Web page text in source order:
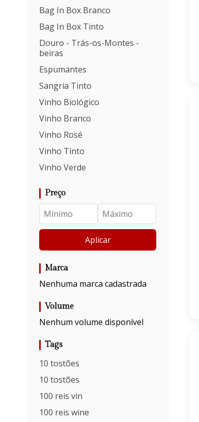
Bag In Box Branco
Bag In Box Tinto
Douro - Trás-os-Montes -
beiras
Espumantes
Sangria Tinto
Vinho Biológico
Vinho Branco
Vinho Rosé
Vinho Tinto
Vinho Verde
Preço
Aplicar
Marca
Nenhuma marca cadastrada
Volume
Nenhum volume disponível
Tags
10 tostões
10 tostões
100 reis vin
100 reis wine